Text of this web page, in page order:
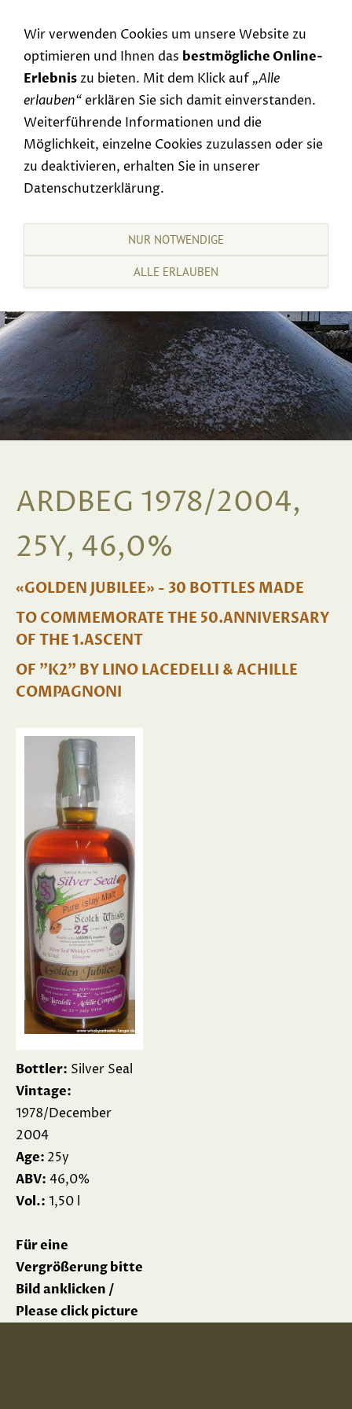
ARDBEG 1978/2004,
25Y, 46,0%
«GOLDEN JUBILEE» - 30 BOTTLES MADE
TO COMMEMORATE THE 50.ANNIVERSARY
OF THE 1.ASCENT
OF "K2" BY LINO LACEDELLI & ACHILLE
COMPAGNONI
Bottler: Silver Seal
Vintage:
1978/December
2004
Age: 25y
ABV: 46,0%
Vol.: 1,50 l
Für eine
Vergrößerung bitte
Bild anklicken /
Please click picture
Wir verwenden Cookies um unsere Website zu
optimieren und Ihnen das bestmögliche Online-
Erlebniszu bieten. Mit dem Klick auf „Alle
erlauben“erklären Sie sich damit einverstanden.
Weiterführende Informationen und die
Möglichkeit, einzelne Cookies zuzulassen oder sie
zu deaktivieren, erhalten Sie in unserer
Datenschutzerklärung.
NUR NOTWENDIGE
ALLE ERLAUBEN